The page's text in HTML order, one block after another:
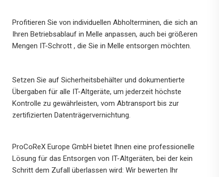
Profitieren Sie von individuellen Abholterminen, die sich an
Ihren Betriebsablauf in Melle anpassen, auch bei größeren
Mengen IT-Schrott , die Sie in Melle entsorgen möchten.
Setzen Sie auf Sicherheitsbehälter und dokumentierte
Übergaben für alle IT-Altgeräte, um jederzeit höchste
Kontrolle zu gewährleisten, vom Abtransport bis zur
zertifizierten Datenträgervernichtung.
ProCoReX Europe GmbH bietet Ihnen eine professionelle
Lösung für das Entsorgen von IT-Altgeräten, bei der kein
Schritt dem Zufall überlassen wird: Wir bewerten Ihr